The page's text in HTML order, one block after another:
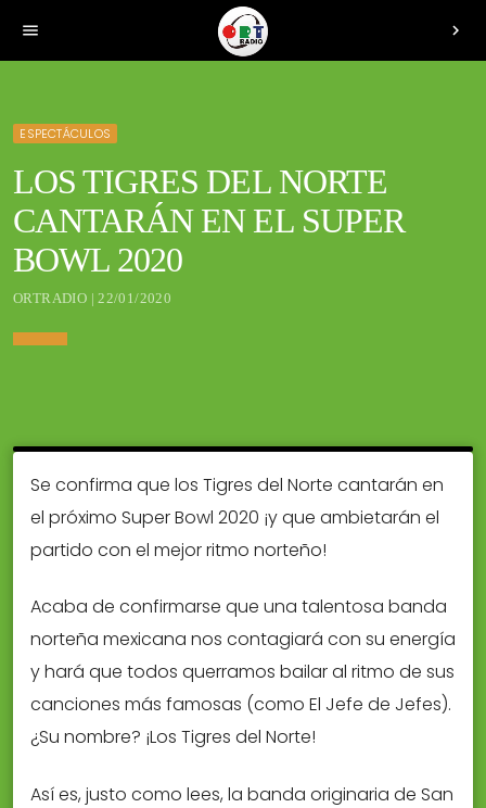
menu chevron_right
ESPECTÁCULOS
LOS TIGRES DEL NORTE
CANTARÁN EN EL SUPER
BOWL 2020
ORTRADIO | 22/01/2020
Se confirma que los Tigres del Norte cantarán en
el próximo Super Bowl 2020 ¡y que ambietarán el
partido con el mejor ritmo norteño!
Acaba de confirmarse que una talentosa banda
norteña mexicana nos contagiará con su energía
y hará que todos querramos bailar al ritmo de sus
canciones más famosas (como El Jefe de Jefes).
¿Su nombre? ¡Los Tigres del Norte!
Así es, justo como lees, la banda originaria de San